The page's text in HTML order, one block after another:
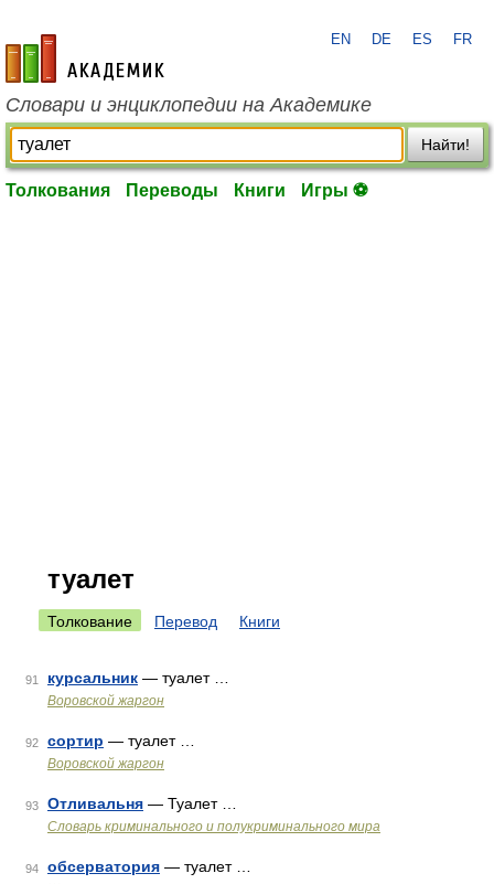
academic.ru
EN DE ES FR
Словари и энциклопедии на Академике
Найти!
Толкования Переводы Книги Игры ⚽
туалет
Толкование Перевод Книги
91 курсальник — туалет …
Воровской жаргон
92 сортир — туалет …
Воровской жаргон
93 Отливальня — Туалет …
Словарь криминального и полукриминального мира
94 обсерватория — туалет …